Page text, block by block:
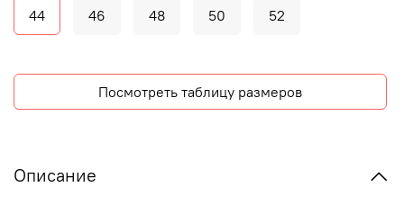
44 46 48 50 52
Посмотреть таблицу размеров
Описание